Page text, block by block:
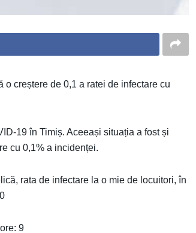
creștere de 0,1 a ratei de infectare cu
19 în Timiș. Aceeași situația a fost și
cu 0,1% a incidenței.
rata de infectare la o mie de locuitori, în
9